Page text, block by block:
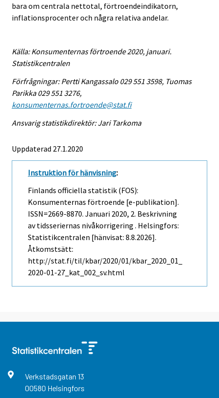
bara om centrala nettotal, förtroendeindikatorn,
inflationsprocenter och några relativa andelar.
Källa: Konsumenternas förtroende 2020, januari.
Statistikcentralen
Förfrågningar: Pertti Kangassalo 029 551 3598, Tuomas
Parikka 029 551 3276,
konsumenternas.fortroende@stat.fi
Ansvarig statistikdirektör: Jari Tarkoma
Uppdaterad 27.1.2020
Instruktion för hänvisning:
Finlands officiella statistik (FOS):
Konsumenternas förtroende [e-publikation].
ISSN=2669-8870. Januari 2020, 2. Beskrivning
av tidsseriernas nivåkorrigering . Helsingfors:
Statistikcentralen [hänvisat: 8.8.2026].
Åtkomstsätt:
http://stat.fi/til/kbar/2020/01/kbar_2020_01_
2020-01-27_kat_002_sv.html
Verkstadsgatan 13
00580 Helsingfors